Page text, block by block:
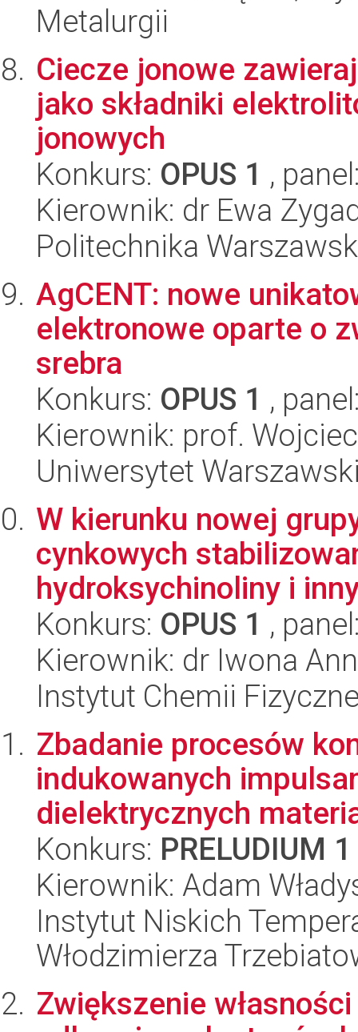
Metalurgii
Ciecze jonowe
jako składniki
jonowych
Konkurs: OPUS 1 ,
Kierownik: dr Ewa
Politechnika
AgCENT: nowe
elektronowe oparte o
srebra
Konkurs: OPUS 1 ,
Kierownik: prof.
Uniwersytet
W kierunku nowej
cynkowych
hydroksychinoliny i
Konkurs: OPUS 1 ,
Kierownik: dr Iwona
Instytut Chemii
Zbadanie procesów
indukowanych
dielektrycznych
Konkurs: PRELUDIUM 1
Kierownik: Adam
Instytut Niskich
Włodzimierza
Zwiększenie